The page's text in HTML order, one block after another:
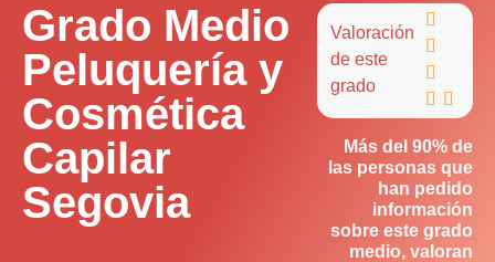
Grado Medio
Peluquería y
Cosmética
Capilar
Segovia
Valoración
de este
grado



 
Más del 90% de
las personas que
han pedido
información
sobre este grado
medio, valoran